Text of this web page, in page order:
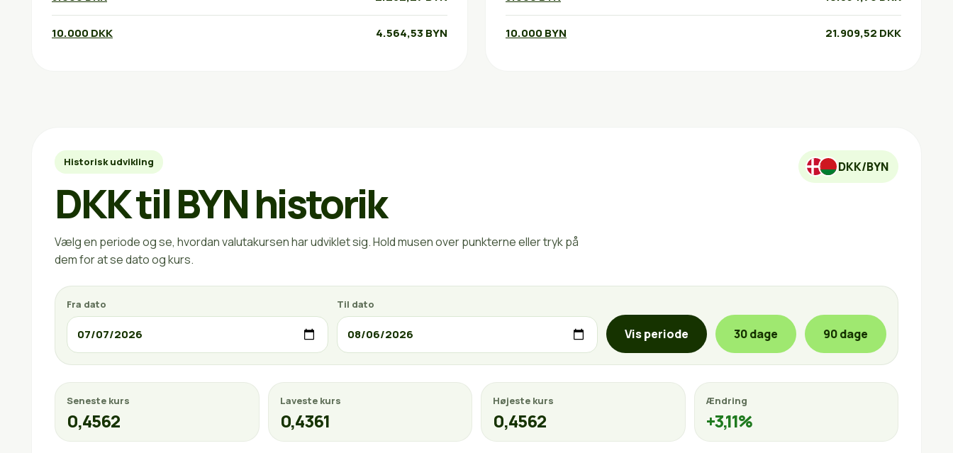
10.000 DKK 4.564,53 BYN 10.000 BYN 21.909,52 DKK
Historisk udvikling
DKK til BYN historik
Vælg en periode og se, hvordan valutakursen har udviklet sig. Hold musen over punkterne eller tryk på
dem for at se dato og kurs.
DKK/BYN
Fra dato Til dato
Vis periode 30 dage 90 dage
Seneste kurs
0,4562
Laveste kurs
0,4361
Højeste kurs
0,4562
Ændring
+3,11%